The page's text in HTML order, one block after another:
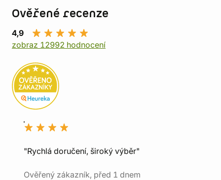
Ověřené recenze
4,9
zobraz 12992 hodnocení
"Rychlá doručení, široký výběr"
Ověřený zákazník, před 1 dnem